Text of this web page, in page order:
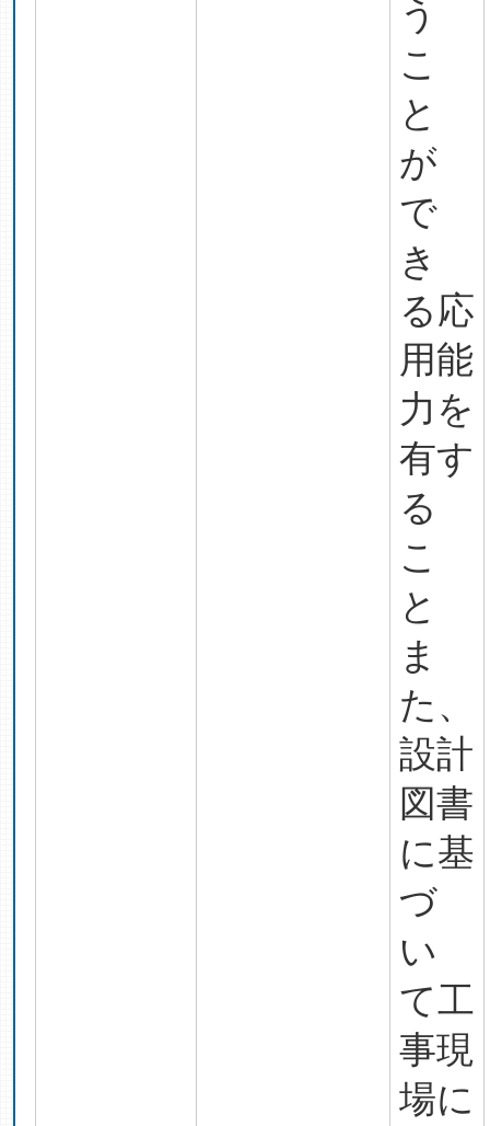
う
こ
と
が
で
き
る応
用能
力を
有す
る
こ
と
ま
た、
設計
図書
に基
づ
い
て工
事現
場に